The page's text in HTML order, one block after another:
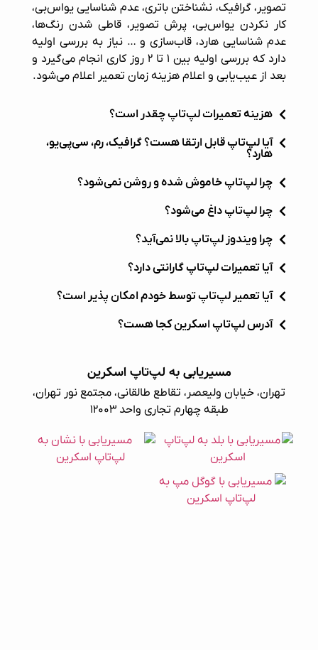
تصویر، گرافیک، نشناختن باتری، عدم شناسایی یو‌اس‌بی،
کار نکردن یو‌اس‌بی، پرش تصویر، قاطی شدن رنگ‌ها،
عدم شناسایی هارد، قاب‌سازی و … نیاز به بررسی اولیه
دارد که بررسی اولیه بین ۱ تا ۲ روز کاری انجام می‌گیرد و
بعد از عیب‌یابی و اعلام هزینه زمان تعمیر اعلام می‌شود.
هزینه تعمیرات لپ‌تاپ چقدر است؟
آیا لپ‌تاپ قابل ارتقا هست؟ گرافیک، رم، سی‌پی‌یو،
هارد؟
چرا لپ‌تاپ خاموش شده و روشن نمی‌شود؟
چرا لپ‌تاپ داغ می‌شود؟
چرا ویندوز لپ‌تاپ بالا نمی‌آید؟
آیا تعمیرات لپ‌تاپ گارانتی دارد؟
آیا تعمیر لپ‌تاپ توسط خودم امکان پذیر است؟
آدرس لپ‌تاپ اسکرین کجا هست؟
مسیریابی به لپ‌تاپ اسکرین
تهران، خیابان ولیعصر، تقاطع طالقانی، مجتمع نور تهران،
طبقه چهارم تجاری واحد ۱۲۰۰۳